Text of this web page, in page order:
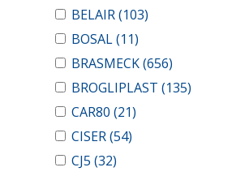
BELAIR(103)
BOSAL(11)
BRASMECK(656)
BROGLIPLAST (135)
CAR80 (21)
CISER(54)
CJ5 (32)